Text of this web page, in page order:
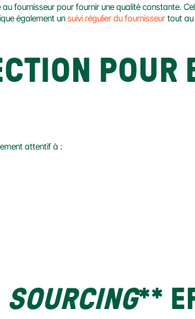
fournisseur pour fournir une qualité constante.
également un suivi régulier du fournisseur tout au
POUR
attentif à :
SOURCING**